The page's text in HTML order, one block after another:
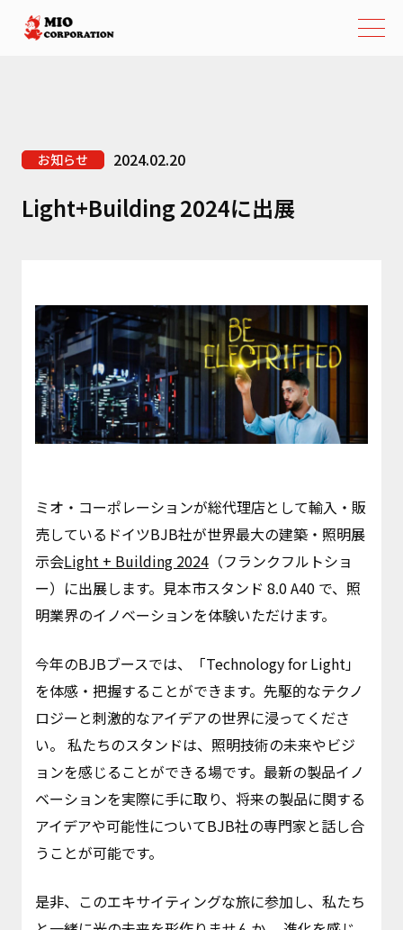
お知らせ 2024.02.20
Light+Building 2024に出展
ミオ・コーポレーションが総代理店として輸入・販
売しているドイツBJB社が世界最大の建築・照明展
示会Light + Building 2024（フランクフルトショ
ー）に出展します。見本市スタンド 8.0 A40 で、照
明業界のイノベーションを体験いただけます。
今年のBJBブースでは、「Technology for Light」
を体感・把握することができます。先駆的なテクノ
ロジーと刺激的なアイデアの世界に浸ってくださ
い。 私たちのスタンドは、照明技術の未来やビジ
ョンを感じることができる場です。最新の製品イノ
ベーションを実際に手に取り、将来の製品に関する
アイデアや可能性についてBJB社の専門家と話し合
うことが可能です。
是非、このエキサイティングな旅に参加し、私たち